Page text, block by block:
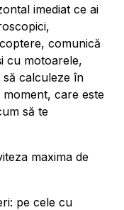
imediat ce ai
comunică
cu motoarele,
calculeze în
care este
să te
maxima de
pe cele cu